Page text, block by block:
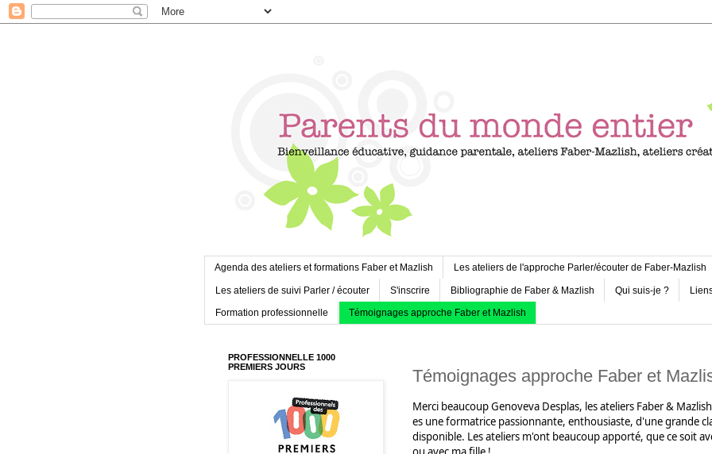
Agenda des ateliers et formations Faber et Mazlish Les ateliers de l'approche Parler/écouter de Faber-Mazlish
Les ateliers de suivi Parler / écouter S'inscrire Bibliographie de Faber & Mazlish Qui suis-je ?
Formation professionnelle Témoignages approche Faber et Mazlish
Témoignages approche Faber et
Merci beaucoup Genoveva Desplas, les ateliers Faber &
es une formatrice passionnante, enthousiaste, d'une grande
disponible. Les ateliers m'ont beaucoup apporté, que ce soit
PROFESSIONNELLE 1000
PREMIERS JOURS